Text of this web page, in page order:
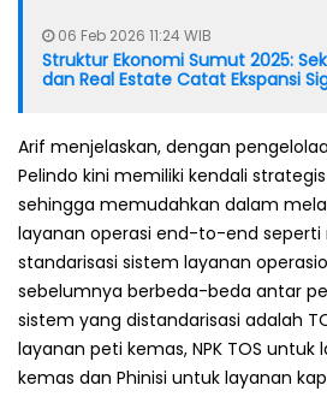
06 Feb 2026 11:24 WIB
Struktur Ekonomi Sumut 2025:
dan Real Estate Catat Ekspansi
Arif menjelaskan, dengan
Pelindo kini memiliki kendali
sehingga memudahkan dalam
layanan operasi end-to-end
standarisasi sistem layanan
sebelumnya berbeda-beda antar
sistem yang distandarisasi adalah
layanan peti kemas, NPK TOS untuk
kemas dan Phinisi untuk layanan